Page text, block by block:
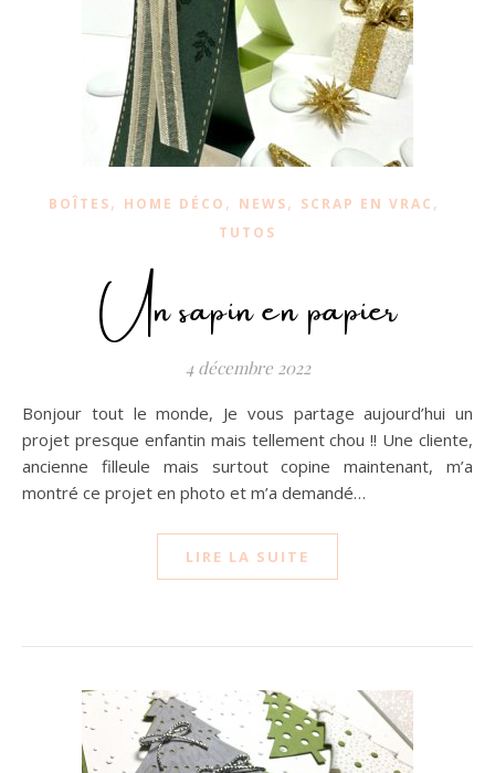
BOÎTES, HOME DÉCO , NEWS, SCRAP EN VRAC ,
TUTOS
Un sapin en papier
4 décembre 2022
Bonjour tout le monde, Je vous partage aujourd’hui un
projet presque enfantin mais tellement chou !! Une cliente,
ancienne filleule mais surtout copine maintenant, m’a
montré ce projet en photo et m’a demandé…
LIRE LA SUITE